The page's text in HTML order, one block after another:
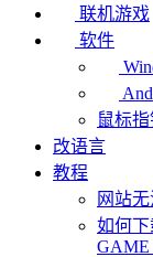
联机游戏
软件
鼠标
改语言
教程
网站
如何
GAME